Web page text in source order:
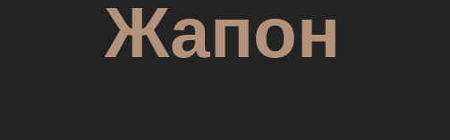
Жапон